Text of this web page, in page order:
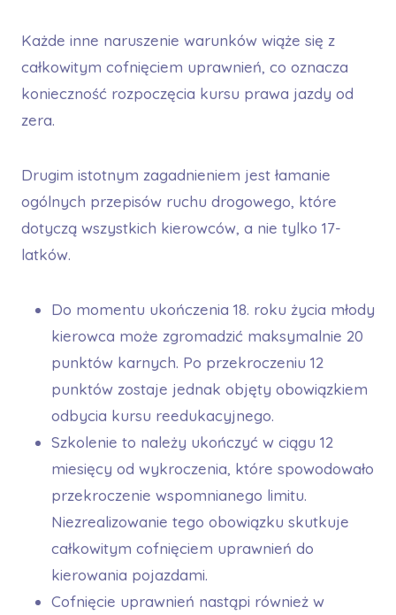
Każde inne naruszenie warunków wiąże się z
całkowitym cofnięciem uprawnień, co oznacza
konieczność rozpoczęcia kursu prawa jazdy od
zera.
Drugim istotnym zagadnieniem jest łamanie
ogólnych przepisów ruchu drogowego, które
dotyczą wszystkich kierowców, a nie tylko 17-
latków.
Do momentu ukończenia 18. roku życia młody
kierowca może zgromadzić maksymalnie 20
punktów karnych. Po przekroczeniu 12
punktów zostaje jednak objęty obowiązkiem
odbycia kursu reedukacyjnego.
Szkolenie to należy ukończyć w ciągu 12
miesięcy od wykroczenia, które spowodowało
przekroczenie wspomnianego limitu.
Niezrealizowanie tego obowiązku skutkuje
całkowitym cofnięciem uprawnień do
kierowania pojazdami.
Cofnięcie uprawnień nastąpi również w